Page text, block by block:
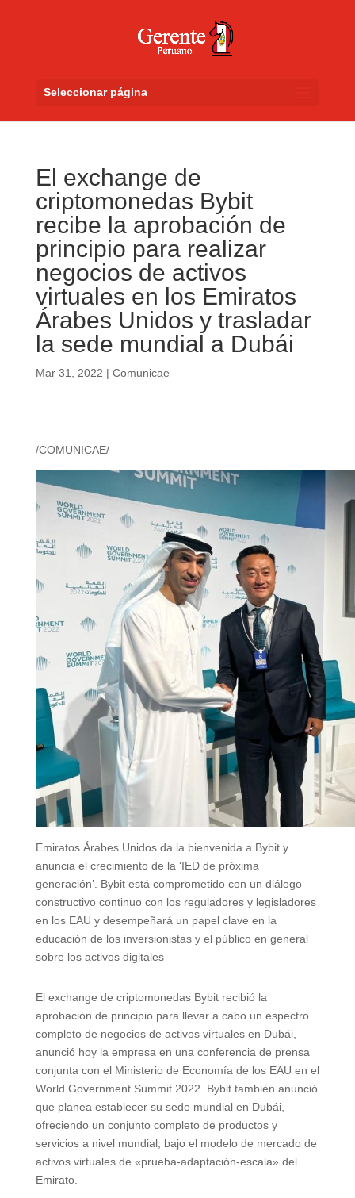
Seleccionar página
El exchange de
criptomonedas Bybit
recibe la aprobación de
principio para realizar
negocios de activos
virtuales en los Emiratos
Árabes Unidos y trasladar
la sede mundial a Dubái
Mar 31, 2022 | Comunicae
/COMUNICAE/
Emiratos Árabes Unidos da la bienvenida a Bybit y
anuncia el crecimiento de la ‘IED de próxima
generación’. Bybit está comprometido con un diálogo
constructivo continuo con los reguladores y legisladores
en los EAU y desempeñará un papel clave en la
educación de los inversionistas y el público en general
sobre los activos digitales
El exchange de criptomonedas Bybit recibió la
aprobación de principio para llevar a cabo un espectro
completo de negocios de activos virtuales en Dubái,
anunció hoy la empresa en una conferencia de prensa
conjunta con el Ministerio de Economía de los EAU en el
World Government Summit 2022. Bybit también anunció
que planea establecer su sede mundial en Dubái,
ofreciendo un conjunto completo de productos y
servicios a nivel mundial, bajo el modelo de mercado de
activos virtuales de «prueba-adaptación-escala» del
Emirato.